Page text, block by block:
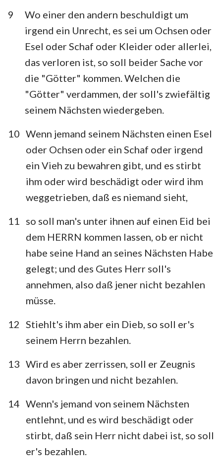
9
Wo einer den andern beschuldigt um
irgend ein Unrecht, es sei um Ochsen oder
Esel oder Schaf oder Kleider oder allerlei,
das verloren ist, so soll beider Sache vor
die "Götter" kommen. Welchen die
"Götter" verdammen, der soll's zwiefältig
seinem Nächsten wiedergeben.
10 Wenn jemand seinem Nächsten einen Esel
oder Ochsen oder ein Schaf oder irgend
ein Vieh zu bewahren gibt, und es stirbt
ihm oder wird beschädigt oder wird ihm
weggetrieben, daß es niemand sieht,
11
so soll man's unter ihnen auf einen Eid bei
dem HERRN kommen lassen, ob er nicht
habe seine Hand an seines Nächsten Habe
gelegt; und des Gutes Herr soll's
annehmen, also daß jener nicht bezahlen
müsse.
12 Stiehlt's ihm aber ein Dieb, so soll er's
seinem Herrn bezahlen.
13 Wird es aber zerrissen, soll er Zeugnis
davon bringen und nicht bezahlen.
14 Wenn's jemand von seinem Nächsten
entlehnt, und es wird beschädigt oder
stirbt, daß sein Herr nicht dabei ist, so soll
er's bezahlen.